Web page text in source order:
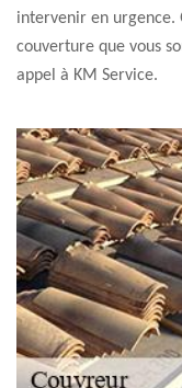
intervenir en urgence.
couverture que vous
appel à KM Service.